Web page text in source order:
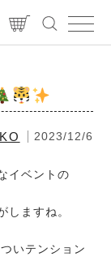
2023/12/6
イベントの
しますね。
いテンション